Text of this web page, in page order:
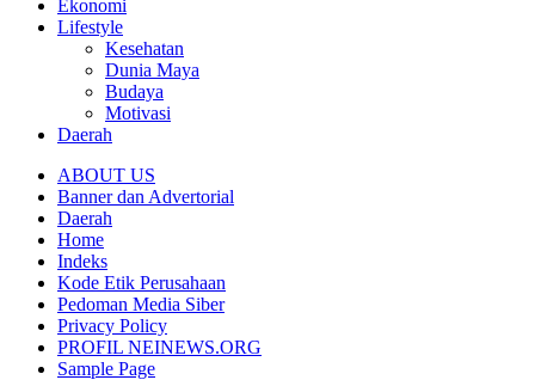
Ekonomi
Lifestyle
Kesehatan
Dunia Maya
Budaya
Motivasi
Daerah
ABOUT US
Banner dan Advertorial
Daerah
Home
Indeks
Kode Etik Perusahaan
Pedoman Media Siber
Privacy Policy
PROFIL NEINEWS.ORG
Sample Page